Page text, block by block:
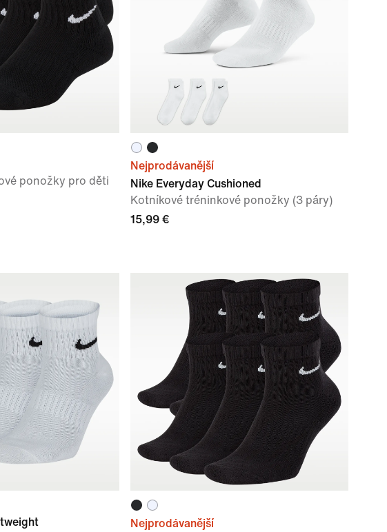
ponožky pro děti
Nejprodávanější
Nike Everyday Cushioned
Kotníkové tréninkové ponožky (3 páry)
15,99 €
Nejprodávanější